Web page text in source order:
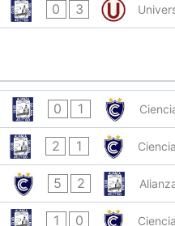
0 3
0 1
2 1
5 2
1 0